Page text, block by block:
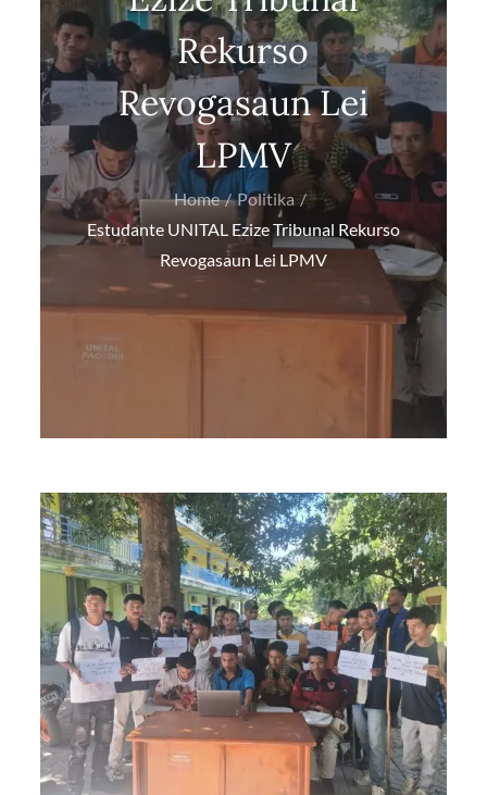
Rekurso
Revogasaun Lei
LPMV
Home
Politika
Estudante UNITAL Ezize Tribunal Rekurso
Revogasaun Lei LPMV